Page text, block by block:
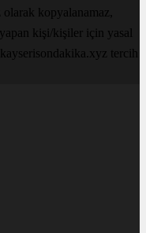
olarak kopyalanamaz,
kişi/kişiler için yasal
tercih